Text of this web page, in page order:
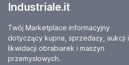
Industriale.it
Twój Marketplace informacyjny
dotyczący kupna, sprzedaży, aukcji i
likwidacji obrabiarek i maszyn
przemysłowych.